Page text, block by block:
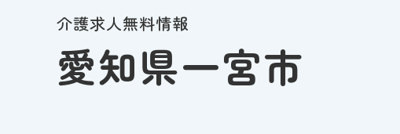
介護求人無料情報
愛知県一宮市